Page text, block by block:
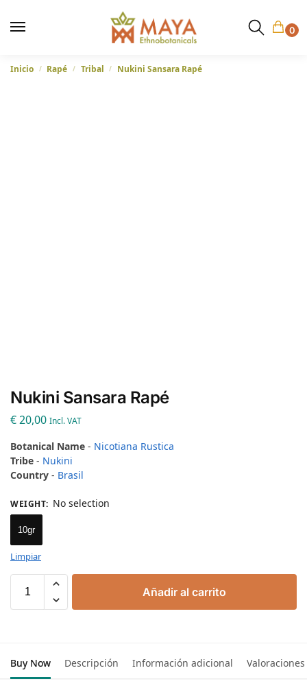
0
Inicio / Rapé / Tribal / Nukini Sansara Rapé
Nukini Sansara Rapé
€20,00 Incl. VAT
Botanical Name - Nicotiana Rustica
Tribe - Nukini
Country - Brasil
WEIGHT: No selection
10gr
Limpiar
Añadir al carrito
Buy Now Descripción Información adicional Valoraciones